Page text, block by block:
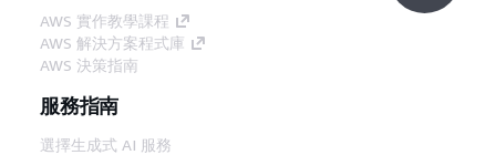
AWS 實作教學課程
AWS 解決方案程式庫
AWS 決策指南
服務指南
選擇生成式 AI 服務